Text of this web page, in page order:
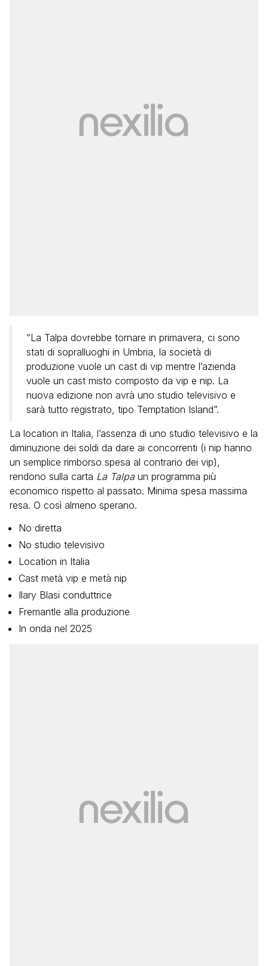
“La Talpa dovrebbe tornare in primavera, ci sono
stati di sopralluoghi in Umbria, la società di
produzione vuole un cast di vip mentre l’azienda
vuole un cast misto composto da vip e nip. La
nuova edizione non avrà uno studio televisivo e
sarà tutto registrato, tipo Temptation Island”.
La location in Italia, l’assenza di uno studio televisivo e la
diminuzione dei soldi da dare ai concorrenti (i nip hanno
un semplice rimborso spesa al contrario dei vip),
rendono sulla carta La Talpa un programma più
economico rispetto al passato. Minima spesa massima
resa. O così almeno sperano.
No diretta
No studio televisivo
Location in Italia
Cast metà vip e metà nip
Ilary Blasi conduttrice
Fremantle alla produzione
In onda nel 2025